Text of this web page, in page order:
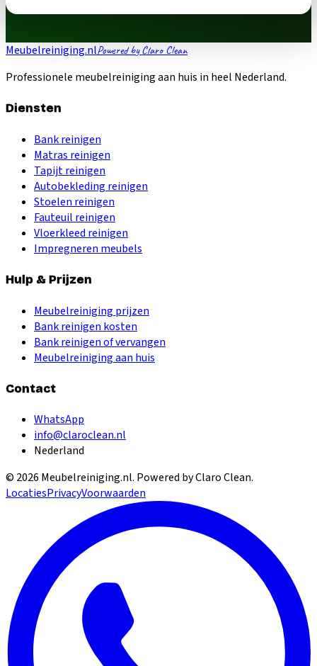
Meubelreiniging.nlPowered by Claro Clean
Professionele meubelreiniging aan huis in heel Nederland.
Diensten
Bank reinigen
Matras reinigen
Tapijt reinigen
Autobekleding reinigen
Stoelen reinigen
Fauteuil reinigen
Vloerkleed reinigen
Impregneren meubels
Hulp & Prijzen
Meubelreiniging prijzen
Bank reinigen kosten
Bank reinigen of vervangen
Meubelreiniging aan huis
Contact
WhatsApp
info@claroclean.nl
Nederland
© 2026 Meubelreiniging.nl. Powered by Claro Clean.
LocatiesPrivacyVoorwaarden